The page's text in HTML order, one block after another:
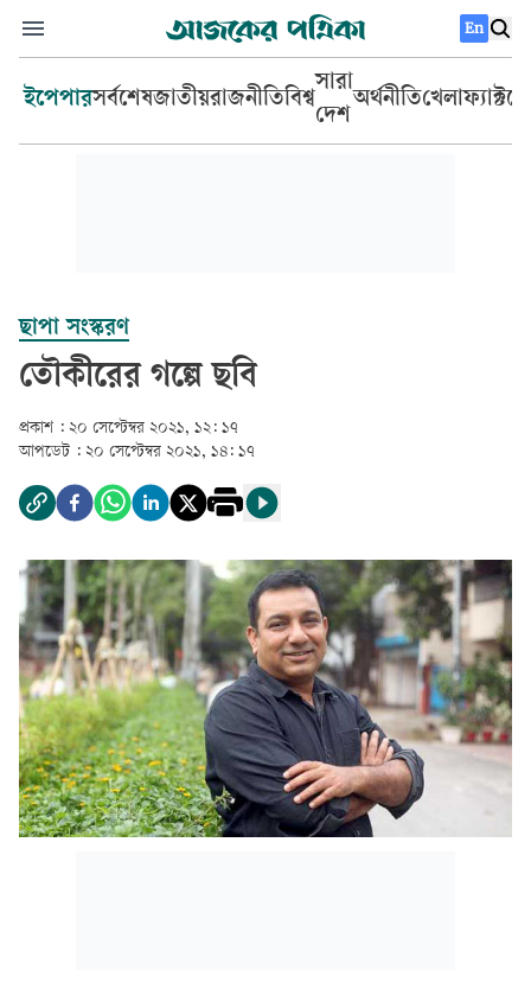
En
ইপেপারসর্বশেষজাতীয়রাজনীতিবিশ্ব
সারা
দেশ
অর্থনীতিখেলা
ছাপা সংস্করণ
তৌকীরের গল্পে ছবি
প্রকাশ : ২০ সেপ্টেম্বর ২০২১, ১২: ১৭
আপডেট : ২০ সেপ্টেম্বর ২০২১, ১৪: ১৭